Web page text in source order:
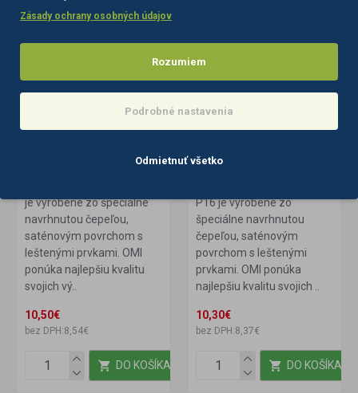
je vyrobené zo špeciálne
navrhnutou čepeľou,
saténovým povrchom s
leštenými prvkami. OMI
ponúka najlepšiu kvalitu
svojich vý..
10,50€
bez DPH:8,54€
DO KOŠÍKA
OMI KOPÝTKO P16
P16 je vyrobené zo
špeciálne navrhnutou
čepeľou, saténovým
povrchom s leštenými
prvkami. OMI ponúka
najlepšiu kvalitu svojich ..
10,30€
bez DPH:8,37€
DO KOŠÍKA
Zásady ochrany osobných údajov
Rozumiem
Podrobné nastavenia
Odmietnuť všetko